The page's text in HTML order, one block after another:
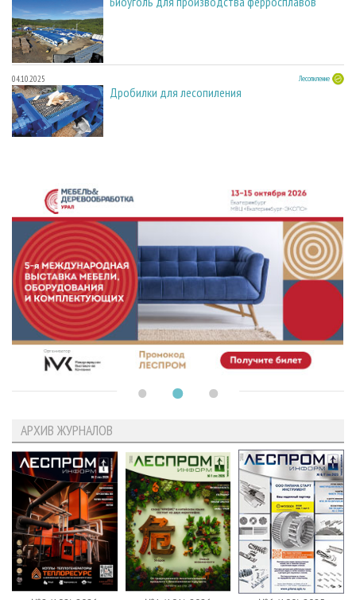
04.10.2025 Лесопиление
Дробилки для лесопиления
АРХИВ ЖУРНАЛОВ